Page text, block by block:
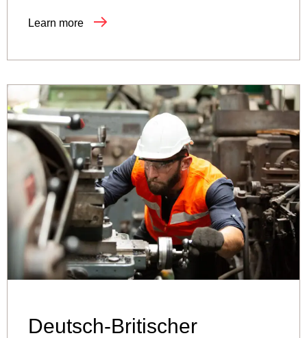
Learn more
Deutsch-Britischer